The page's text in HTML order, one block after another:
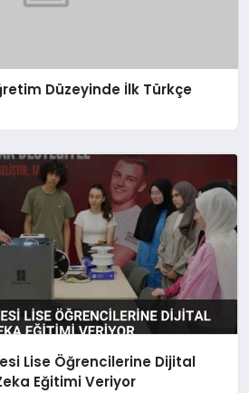
Düzeyinde İlk Türkçe
Lise Öğrencilerine Dijital
Eğitimi Veriyor